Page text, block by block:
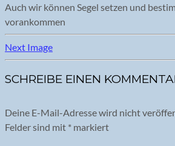
Auch wir können Segel setzen und
vorankommen
Next Image
SCHREIBE EINEN
Deine E-Mail-Adresse wird nicht
Felder sind mit * markiert